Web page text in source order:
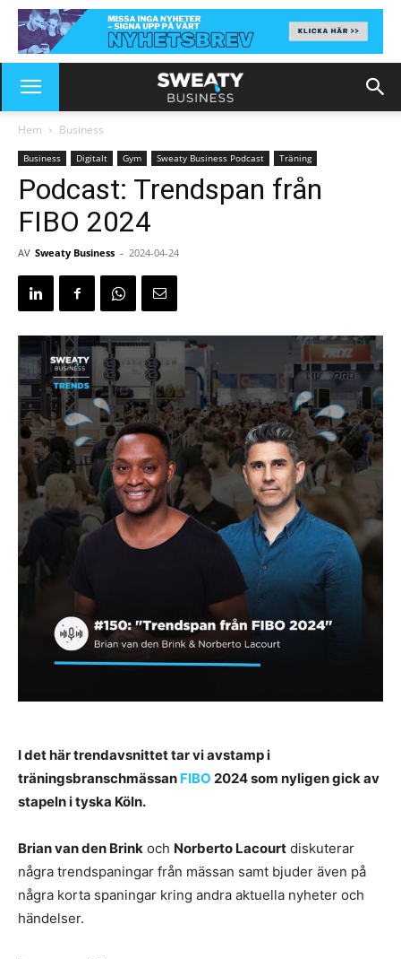
Hem Business
Business Digitalt Gym Sweaty Business Podcast Träning
Podcast: Trendspan från
FIBO 2024
AV Sweaty Business - 2024-04-24
I det här trendavsnittet tar vi avstamp i
träningsbranschmässan FIBO 2024 som nyligen gick av
stapeln i tyska Köln.
Brian van den Brink och Norberto Lacourt diskuterar
några trendspaningar från mässan samt bjuder även på
några korta spaningar kring andra aktuella nyheter och
händelser.